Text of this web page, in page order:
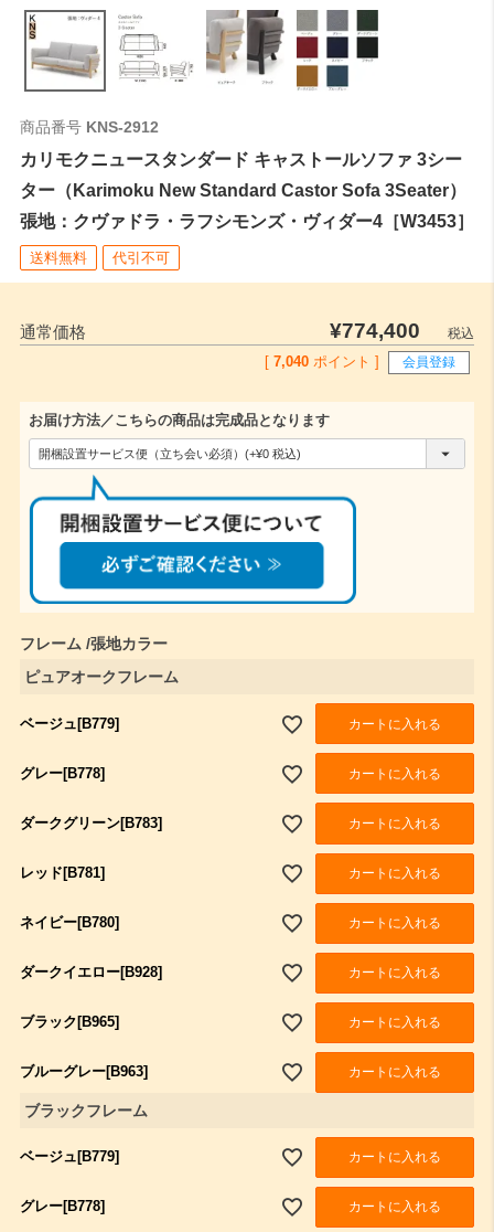
商品番号 KNS-2912
カリモクニュースタンダード キャストールソファ 3シー
ター（Karimoku New Standard Castor Sofa 3Seater）
張地：クヴァドラ・ラフシモンズ・ヴィダー4［W3453］
送料無料 代引不可
通常価格 ¥774,400
税込
[ 7,040 ポイント ] 会員登録
お届け方法／こちらの商品は完成品となります
フレーム 張地カラー
ピュアオークフレーム
ベージュ[B779] カートに入れる
グレー[B778] カートに入れる
ダークグリーン[B783] カートに入れる
レッド[B781] カートに入れる
ネイビー[B780] カートに入れる
ダークイエロー[B928] カートに入れる
ブラック[B965] カートに入れる
ブルーグレー[B963] カートに入れる
ブラックフレーム
ベージュ[B779] カートに入れる
グレー[B778] カートに入れる